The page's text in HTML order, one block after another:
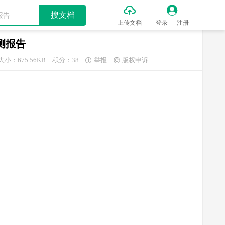
搜文档 
上传文档

登录 注册
报告
小：675.56KB 积分：38  举报  版权申诉